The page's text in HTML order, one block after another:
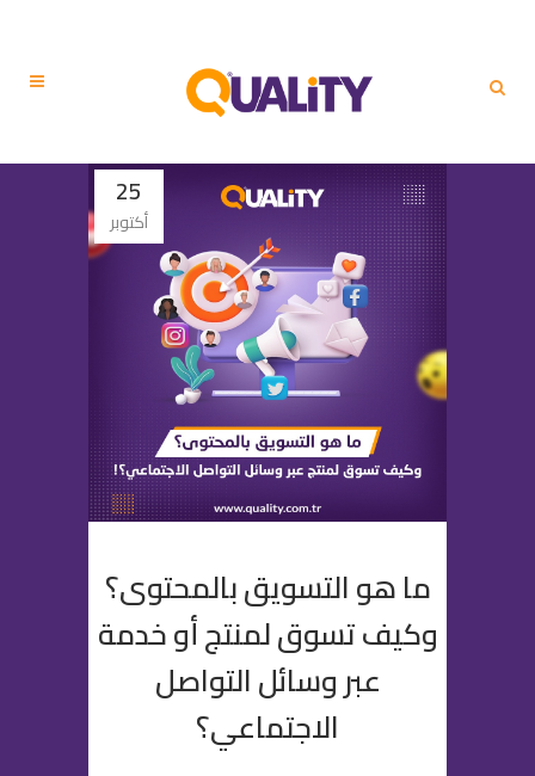
25
أكتوبر
ما هو التسويق بالمحتوى؟
وكيف تسوق لمنتج أو خدمة
عبر وسائل التواصل
الاجتماعي؟